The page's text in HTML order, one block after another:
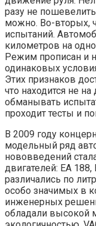
разу не
можно. Во-вторых,
испытаний.
километров на
Режим прописан и
одинаковых
Этих признаков
что находится не
обманывать
проходит тесты и
В 2009 году
модельный ряд
нововведений
двигателей: EA
различались по
особо значимых в
инженерных
обладали высокой